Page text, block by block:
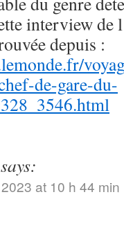
interview de
depuis :
de-gare-du-
says:
at 10 h 44 min